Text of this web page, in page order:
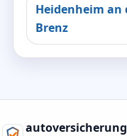
Heidenheim an
Brenz